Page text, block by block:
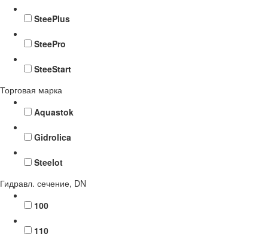
SteePlus
SteePro
SteeStart
Торговая марка
Aquastok
Gidrolica
Steelot
Гидравл. сечение, DN
100
110